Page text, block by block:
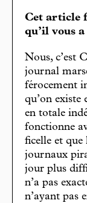
Cet article
qu’il vous
Nous, c’est
journal
férocement
qu’on existe
en totale
fonctionne
ficelle et que
journaux
jour plus
n’a pas
n’ayant pas